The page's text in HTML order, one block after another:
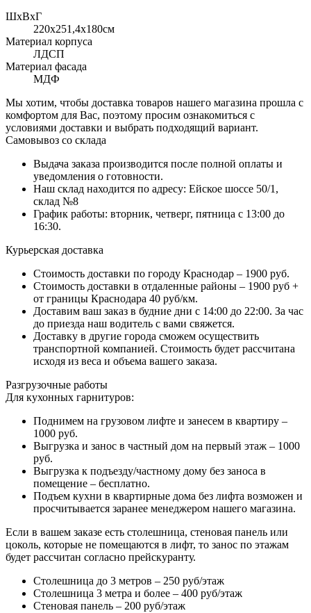
ШхВхГ
220x251,4х180см
Материал корпуса
ЛДСП
Материал фасада
МДФ
Мы хотим, чтобы доставка товаров нашего магазина прошла с
комфортом для Вас, поэтому просим ознакомиться с
условиями доставки и выбрать подходящий вариант.
Самовывоз со склада
Выдача заказа производится после полной оплаты и
уведомления о готовности.
Наш склад находится по адресу: Ейское шоссе 50/1,
склад №8
График работы: вторник, четверг, пятница с 13:00 до
16:30.
Курьерская доставка
Стоимость доставки по городу Краснодар – 1900 руб.
Стоимость доставки в отдаленные районы – 1900 руб +
от границы Краснодара 40 руб/км.
Доставим ваш заказ в будние дни с 14:00 до 22:00. За час
до приезда наш водитель с вами свяжется.
Доставку в другие города сможем осуществить
транспортной компанией. Стоимость будет рассчитана
исходя из веса и объема вашего заказа.
Разгрузочные работы
Для кухонных гарнитуров:
Поднимем на грузовом лифте и занесем в квартиру –
1000 руб.
Выгрузка и занос в частный дом на первый этаж – 1000
руб.
Выгрузка к подъезду/частному дому без заноса в
помещение – бесплатно.
Подъем кухни в квартирные дома без лифта возможен и
просчитывается заранее менеджером нашего магазина.
Если в вашем заказе есть столешница, стеновая панель или
цоколь, которые не помещаются в лифт, то занос по этажам
будет рассчитан согласно прейскуранту.
Столешница до 3 метров – 250 руб/этаж
Столешница 3 метра и более – 400 руб/этаж
Стеновая панель – 200 руб/этаж